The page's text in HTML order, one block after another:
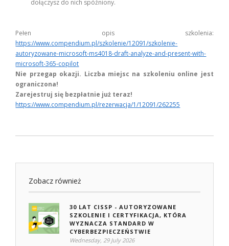
dołączysz do nich spóźniony.
Pełen opis szkolenia:
https://www.compendium.pl/szkolenie/12091/szkolenie-
autoryzowane-microsoft-ms4018-draft-analyze-and-present-with-
microsoft-365-copilot
Nie przegap okazji. Liczba miejsc na szkoleniu online jest
ograniczona!
Zarejestruj się bezpłatnie już teraz!
https://www.compendium.pl/rezerwacja/1/12091/262255
Zobacz również
30 LAT CISSP - AUTORYZOWANE
SZKOLENIE I CERTYFIKACJA, KTÓRA
WYZNACZA STANDARD W
CYBERBEZPIECZEŃSTWIE
Wednesday, 29 July 2026